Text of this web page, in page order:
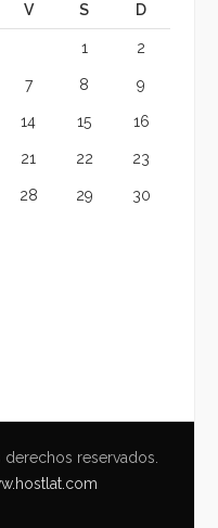
V S D
1 2
7 8 9
14 15 16
21 22 23
28 29 30
reservados.